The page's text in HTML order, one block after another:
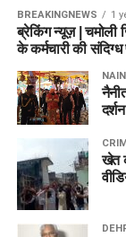
BREAKINGNEWS 1
ब्रेकिंग न्यूज़ | चमोली
के कर्मचारी की संदिग्ध
खेत